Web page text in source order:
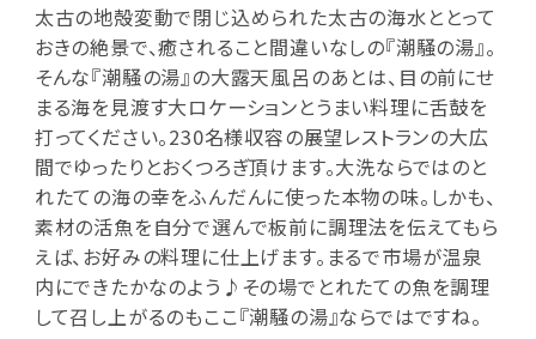
太古の地殻変動で閉じ込められた太古の海水ととって
おきの絶景で、癒されること間違いなしの『潮騒の湯』。
そんな『潮騒の湯』の大露天風呂のあとは、目の前にせ
まる海を見渡す大ロケーションとうまい料理に舌鼓を
打ってください。230名様収容の展望レストランの大広
間でゆったりとおくつろぎ頂けます。大洗ならではのと
れたての海の幸をふんだんに使った本物の味。しかも、
素材の活魚を自分で選んで板前に調理法を伝えてもら
えば、お好みの料理に仕上げます。まるで市場が温泉
内にできたかなのよう♪その場でとれたての魚を調理
して召し上がるのもここ『潮騒の湯』ならではですね。